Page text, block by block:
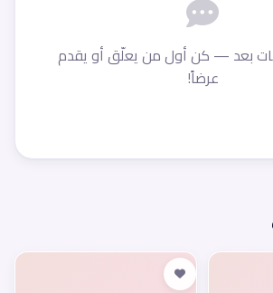
بعد — كن أول من يعلّق أو يقدم
عرضاً!